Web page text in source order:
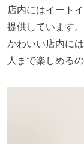
店内にはイート
提供しています。
かわいい店内に
人まで楽しめる